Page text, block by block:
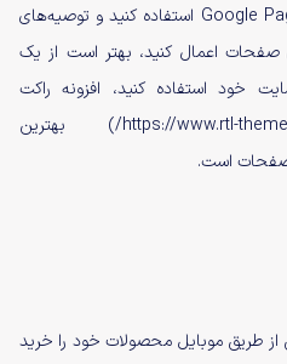
ابزارهایی مانند Google PageSpeed Insights استفاده کنید و توصیه‌های
صفحات اعمال کنید، بهتر است از یک
خود استفاده کنید، افزونه راکت
(https://www.rtl-theme.com/wp-rocket-cache-plugin/) بهترین
صفحات است.
مخاطبین از طریق موبایل محصولات خود را خرید